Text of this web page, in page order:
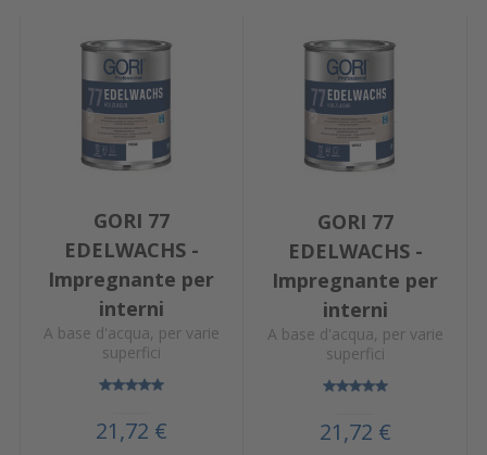
GORI 77
EDELWACHS -
Impregnante per
interni
A base d'acqua, per varie
superfici
21,72 €
GORI 77
EDELWACHS -
Impregnante per
interni
A base d'acqua, per varie
superfici
21,72 €